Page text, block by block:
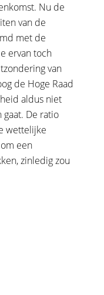
Nu de
van de
met de
ervan toch
van
de Hoge Raad
aldus niet
De ratio
wettelijke
een
zinledig zou